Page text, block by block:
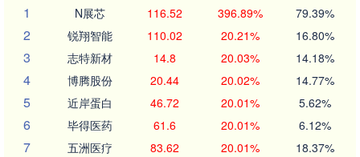
1
N展芯 116.52 396.89% 79.39%
2 锐翔智能 110.02 20.21% 16.80%
3 志特新材 14.8 20.03% 14.18%
4 博腾股份 20.44 20.02% 14.77%
5 近岸蛋白 46.72 20.01% 5.62%
6 毕得医药 61.6 20.01% 6.12%
7 五洲医疗 83.62 20.01% 18.37%